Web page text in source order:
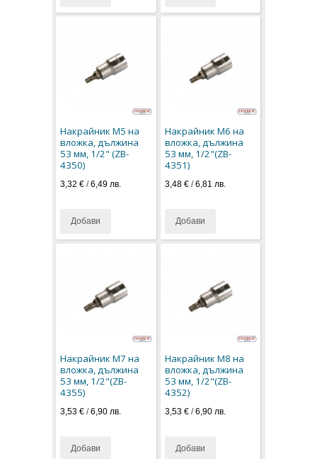
Накрайник M5 на
вложка, дължина
53 мм, 1/2" (ZB-
4350)
3,32 € /6,49 лв.
Добави
Накрайник M6 на
вложка, дължина
53 мм, 1/2"(ZB-
4351)
3,48 €/6,81 лв.
Добави
Накрайник M7 на
вложка, дължина
53 мм, 1/2"(ZB-
4355)
3,53 € /6,90 лв.
Добави
Накрайник M8 на
вложка, дължина
53 мм, 1/2"(ZB-
4352)
3,53 €/6,90 лв.
Добави